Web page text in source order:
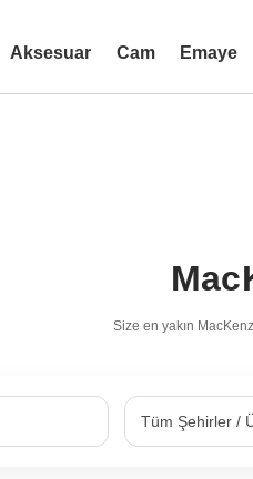
Aksesuar Cam Emaye
Size en yakın